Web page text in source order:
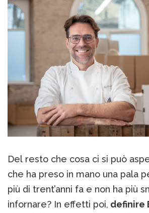
Del resto che cosa ci si può
che ha preso in mano una pala
più di trent’anni fa e non ha più
infornare? In effetti poi, definire